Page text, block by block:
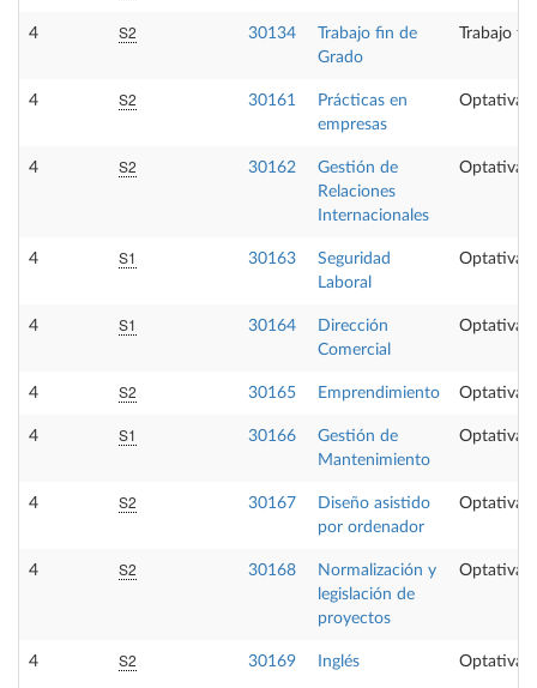
4 S2 30134
Trabajo fin de
Grado
Trabajo
4 S2 30161
Prácticas en
empresas
Optativa
4 S2 30162
Gestión de
Relaciones
Internacionales
Optativa
4 S1 30163
Seguridad
Laboral
Optativa
4 S1 30164
Dirección
Comercial
Optativa
4 S2 30165 Emprendimiento Optativa
4 S1 30166
Gestión de
Mantenimiento
Optativa
4 S2 30167
Diseño asistido
por ordenador
Optativa
4 S2 30168
Normalización y
legislación de
proyectos
Optativa
4 S2 30169 Inglés Optativa